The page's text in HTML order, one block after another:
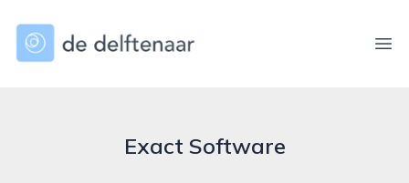
dedelftenaar.nl
Exact Software